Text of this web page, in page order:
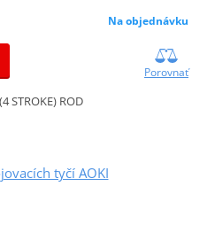
Na objednávku
Porovnať
STROKE) ROD
tyčí AOKI